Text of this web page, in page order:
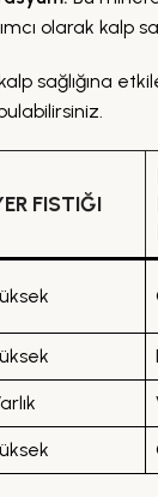
olarak kalp
kalp sağlığına
FISTIĞI